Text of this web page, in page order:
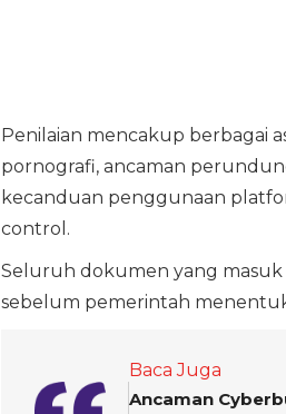
Penilaian mencakup berbagai
pornografi, ancaman
kecanduan penggunaan
control.
Seluruh dokumen yang masuk
sebelum pemerintah
Baca Juga
Ancaman